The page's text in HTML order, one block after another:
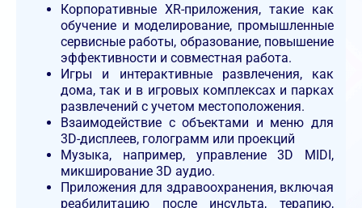
Корпоративные XR-приложения, такие как
обучение и моделирование, промышленные
сервисные работы, образование, повышение
эффективности и совместная работа.
Игры и интерактивные развлечения, как
дома, так и в игровых комплексах и парках
развлечений с учетом местоположения.
Взаимодействие с объектами и меню для
3D-дисплеев, голограмм или проекций
Музыка, например, управление 3D MIDI,
микширование 3D аудио.
Приложения для здравоохранения, включая
реабилитацию после инсульта, терапию,